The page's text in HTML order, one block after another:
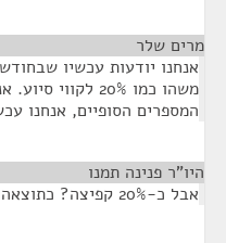
מרים שלר
אנחנו יודעות עכשיו
משהו כמו 20%
המספרים הסופיים, אנחנו
היו"ר פנינה תמנו
אבל כ-20% קפיצה? כתוצאה גם מכאלה שהמלחמה - - -